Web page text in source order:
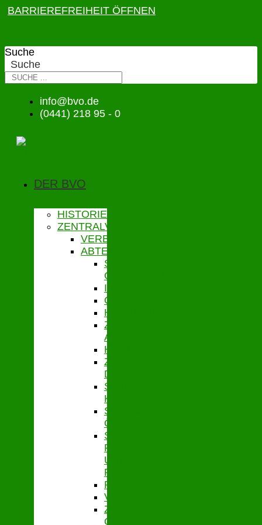
BARRIEREFREIHEIT ÖFFNEN
Suche
Suche
info@bvo.de
(0441) 218 95 - 0
DER BVO
HISTORIE
ZENTRALVERWALTUNG
VERBANDSGESCHÄFTSFÜHRUNG
ABTEILUNGEN
STABSSTELLE
CONTROLLING
IT
GEBÄUDEMANAGEMENT
HAUSHALT
ZENTRALES
ABRECHNUNGSMANAGEMENT
HYGIENEMANAGEMENT
ZENTRALE
DIENSTE
STABSSTELLE
KASSENAUFSICHT
STABSSTELLE
ÖFFENTLICHKEITSARBEIT
STABSSTELLE
FÖRDER-
UND
PROJEKTMANAGEMENT
PERSONAL
VERBANDSSTEUERUNG
ZENTRALES
QUALITÄTSMANAGEMENT